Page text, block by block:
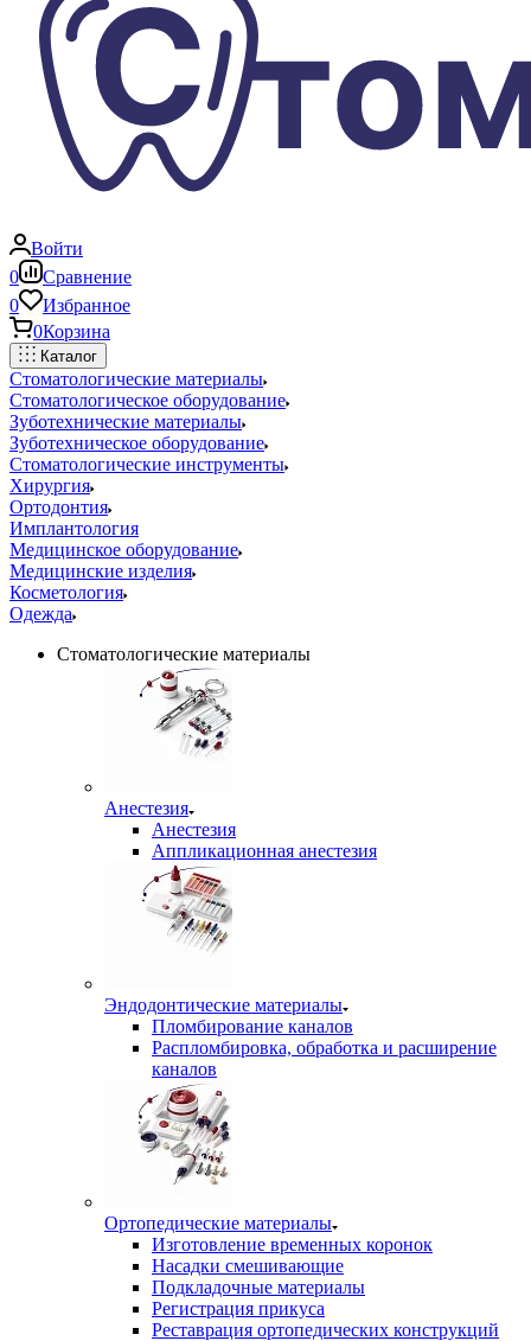
Войти
0
Сравнение
0
Избранное
0Корзина
Каталог
Стоматологические материалы
Стоматологическое оборудование
Зуботехнические материалы
Зуботехническое оборудование
Стоматологические инструменты
Хирургия
Ортодонтия
Имплантология
Медицинское оборудование
Медицинские изделия
Косметология
Одежда
Стоматологические материалы
Анестезия
Анестезия
Аппликационная анестезия
Эндодонтические материалы
Пломбирование каналов
Распломбировка, обработка и расширение
каналов
Ортопедические материалы
Изготовление временных коронок
Насадки смешивающие
Подкладочные материалы
Регистрация прикуса
Реставрация ортопедических конструкций